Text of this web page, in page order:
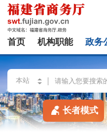
首页 机构职能 政务
长者模式